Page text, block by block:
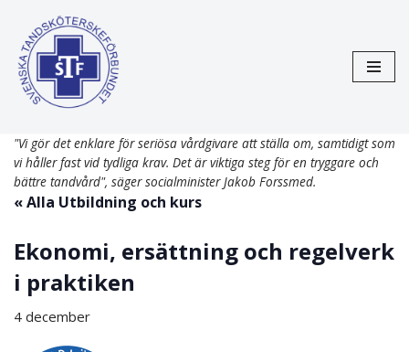
Hoppa
till
innehåll
"Vi gör det enklare för seriösa vårdgivare att ställa om, samtidigt som
vi håller fast vid tydliga krav. Det är viktiga steg för en tryggare och
bättre tandvård", säger socialminister Jakob Forssmed.
« Alla Utbildning och kurs
Ekonomi, ersättning och regelverk
i praktiken
4 december